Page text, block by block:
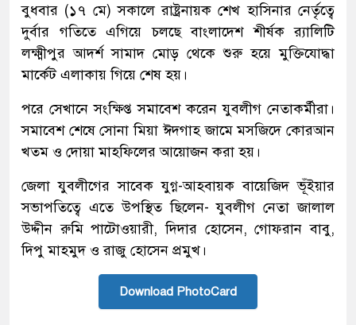
বুধবার (১৭ মে) সকালে রাষ্ট্রনায়ক শেখ হাসিনার নের্তৃত্বে
দুর্বার গতিতে এগিয়ে চলছে বাংলাদেশ শীর্ষক র‌্যালিটি
লক্ষ্মীপুর আদর্শ সামাদ মোড় থেকে শুরু হয়ে মুক্তিযোদ্ধা
মার্কেট এলাকায় গিয়ে শেষ হয়।
পরে সেখানে সংক্ষিপ্ত সমাবেশ করেন যুবলীগ নেতাকর্মীরা।
সমাবেশ শেষে সোনা মিয়া ঈদগাহ জামে মসজিদে কোরআন
খতম ও দোয়া মাহফিলের আয়োজন করা হয়।
জেলা যুবলীগের সাবেক যুগ্ন-আহবায়ক বায়েজিদ ভূঁইয়ার
সভাপতিত্বে এতে উপস্থিত ছিলেন- যুবলীগ নেতা জালাল
উদ্দীন রুমি পাটোওয়ারী, দিদার হোসেন, গোফরান বাবু,
দিপু মাহমুদ ও রাজু হোসেন প্রমুখ।
Download PhotoCard